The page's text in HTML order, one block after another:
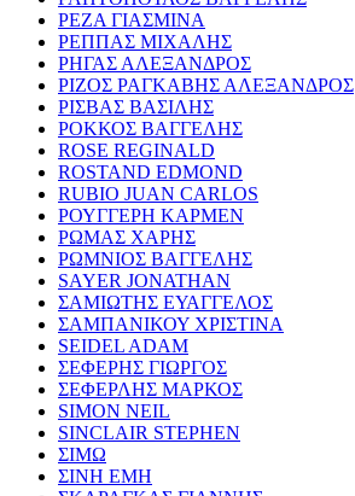
ΡΕΖΑ ΓΙΑΣΜΙΝΑ
ΡΕΠΠΑΣ ΜΙΧΑΛΗΣ
ΡΗΓΑΣ ΑΛΕΞΑΝΔΡΟΣ
ΡΙΖΟΣ ΡΑΓΚΑΒΗΣ ΑΛΕΞΑΝΔΡΟΣ
ΡΙΣΒΑΣ ΒΑΣΙΛΗΣ
ΡΟΚΚΟΣ ΒΑΓΓΕΛΗΣ
ROSE REGINALD
ROSTAND EDMOND
RUBIO JUAN CARLOS
ΡΟΥΓΓΕΡΗ ΚΑΡΜΕΝ
ΡΩΜΑΣ ΧΑΡΗΣ
ΡΩΜΝΙΟΣ ΒΑΓΓΕΛΗΣ
SAYER JONATHAN
ΣΑΜΙΩΤΗΣ ΕΥΑΓΓΕΛΟΣ
ΣΑΜΠΑΝΙΚΟΥ ΧΡΙΣΤΙΝΑ
SEIDEL ADAM
ΣΕΦΕΡΗΣ ΓΙΩΡΓΟΣ
ΣΕΦΕΡΛΗΣ ΜΑΡΚΟΣ
SIMON NEIL
SINCLAIR STEPHEN
ΣΙΜΩ
ΣΙΝΗ ΕΜΗ